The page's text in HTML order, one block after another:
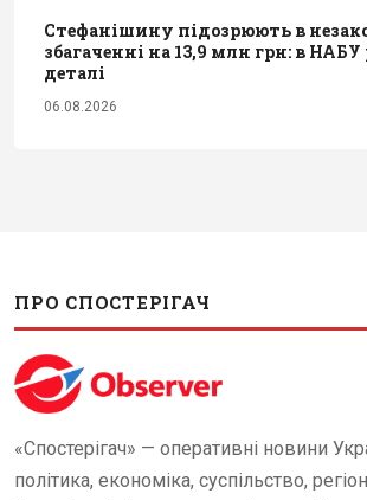
Стефанішину підозрюють в
збагаченні на 13,9 млн грн: в
деталі
06.08.2026
ПРО СПОСТЕРІГАЧ
«Спостерігач» — оперативні новини
політика, економіка, суспільство,